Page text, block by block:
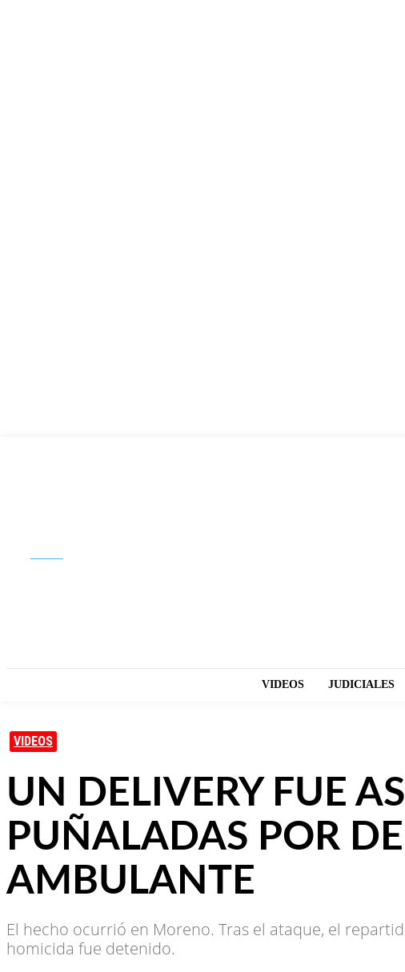
VIDEOS JUDICIALES
VIDEOS
UN DELIVERY FUE
PUÑALADAS POR
AMBULANTE
El hecho ocurrió en Moreno. Tras el ataque, el
homicida fue detenido.